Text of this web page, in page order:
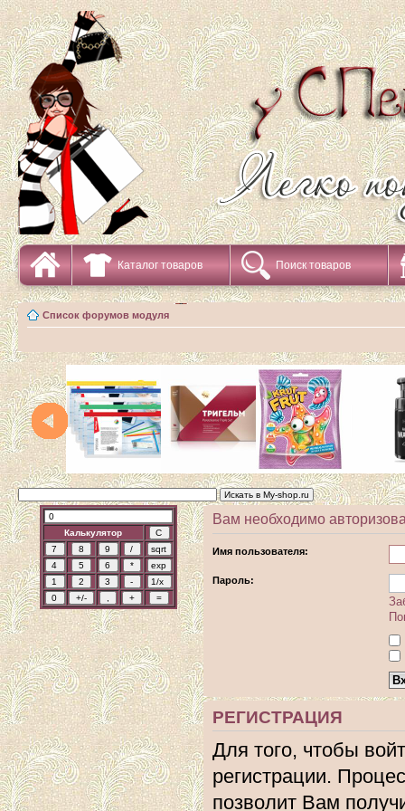
Каталог товаров Поиск товаров
Список форумов модуля
Калькулятор
Вам необходимо
Имя пользователя:
Пароль:
РЕГИСТРАЦИЯ
Для того, чтобы
регистрации.
позволит Вам